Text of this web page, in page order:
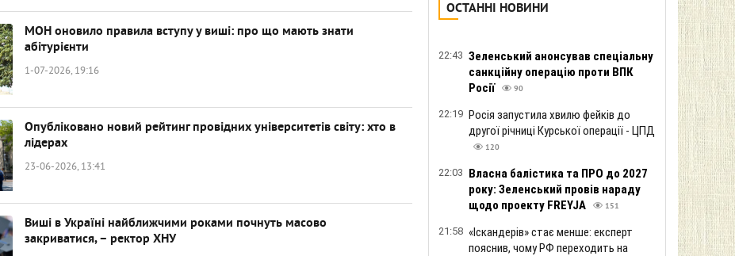
МОН оновило правила вступу у виші: про що мають знати
абітурієнти
1-07-2026, 19:16
Опубліковано новий рейтинг провідних університетів світу: хто в
лідерах
23-06-2026, 13:41
Виші в Україні найближчими роками почнуть масово
закриватися, – ректор ХНУ
ОСТАННІ НОВИНИ
22:43 Зеленський анонсував спеціальну
санкційну операцію проти ВПК
Росії
90
22:19 Росія запустила хвилю фейків до
другої річниці Курської операції - ЦПД
120
22:03 Власна балістика та ПРО до 2027
року: Зеленський провів нараду
щодо проекту FREYJA
151
21:58 «Іскандерів» стає менше: експерт
пояснив, чому РФ переходить на